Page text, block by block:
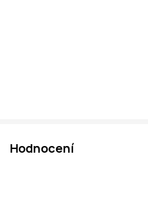
Hodnocení